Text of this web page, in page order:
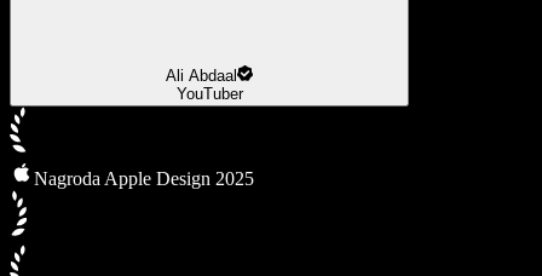
Ali Abdaal
YouTuber
Nagroda Apple Design 2025